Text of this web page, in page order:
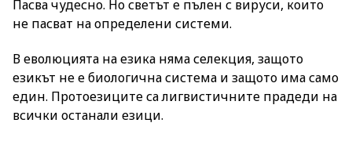
Пасва чудесно. Но светът е пълен с вируси, които
не пасват на определени системи.
В еволюцията на езика няма селекция, защото
езикът не е биологична система и защото има само
един. Протоезиците са лигвистичните прадеди на
всички останали езици.